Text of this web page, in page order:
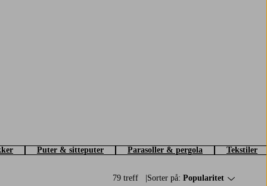
Puter & sitteputer Parasoller & pergola Tekstiler
79 treff Sorter på: Popularitet